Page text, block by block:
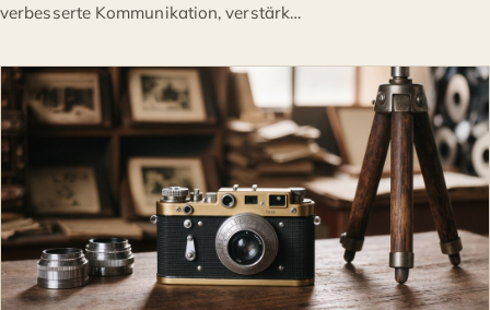
verbesserte Kommunikation, verstärk…
HOBBY & FREIZEIT